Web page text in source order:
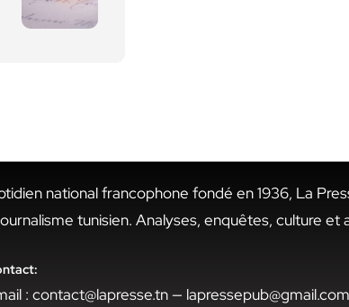
national francophone fondé en 1936, La
tunisien. Analyses, enquêtes, culture et
: contact@lapresse.tn — lapressepub@gmail.com